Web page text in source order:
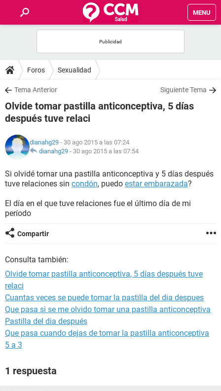
MENU
FOROS
SALUD
FAMILIA
NUTRICIÓN
SEXUALIDAD
GLOSARIO
Foros Sexualidad
Tema Anterior Siguiente Tema
Olvide tomar pastilla anticonceptiva, 5 días
después tuve relaci
dianahg29 - 30 ago 2015 a las 07:24
dianahg29 - 30 ago 2015 a las 07:54
Si olvidé tomar una pastilla anticonceptiva y 5 días después
tuve relaciones sin condón, puedo estar embarazada?
El día en el que tuve relaciones fue el último día de mi
período
Compartir
Consulta también:
Olvide tomar pastilla anticonceptiva, 5 días después tuve
relaci
Cuantas veces se puede tomar la pastilla del dia despues
Que pasa si se me olvido tomar una pastilla anticonceptiva
Pastilla del dia después
Que pasa cuando dejas de tomar la pastilla anticonceptiva
5 a 3
1 respuesta